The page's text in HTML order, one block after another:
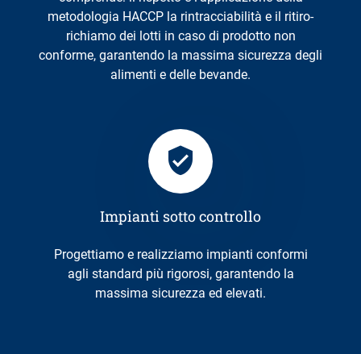
metodologia HACCP la rintracciabilità e il ritiro-
richiamo dei lotti in caso di prodotto non
conforme, garantendo la massima sicurezza degli
alimenti e delle bevande.
Impianti sotto controllo
Progettiamo e realizziamo impianti conformi
agli standard più rigorosi, garantendo la
massima sicurezza ed elevati.